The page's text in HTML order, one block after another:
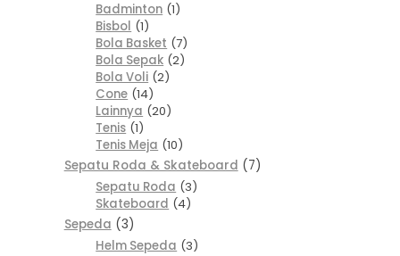
Badminton 1
Bisbol 1
Bola Basket 7
Bola Sepak 2
Bola Voli 2
Cone 14
Lainnya 20
Tenis 1
Tenis Meja 10
Sepatu Roda & Skateboard
7
Sepatu Roda 3
Skateboard 4
Sepeda
3
Helm Sepeda 3